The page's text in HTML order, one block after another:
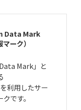
Data Mark
ーク）
Mark」と
利用したサー
です。